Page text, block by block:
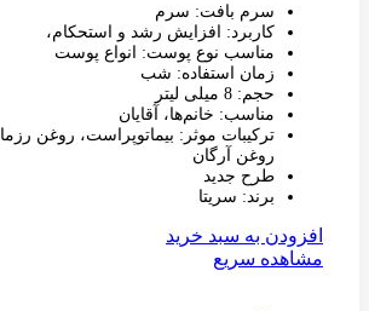
سرم بافت: سرم
کاربرد: افزایش رشد و استحکام،
مناسب نوع پوست: انواع پوست
زمان استفاده: شب
حجم: 8 میلی لیتر
مناسب: خانم‌ها، آقایان
ترکیبات موثر: بیماتوپراست، روغن
روغن آرگان
طرح جدید
برند: سریتا
افزودن به سبد خرید
مشاهده سریع